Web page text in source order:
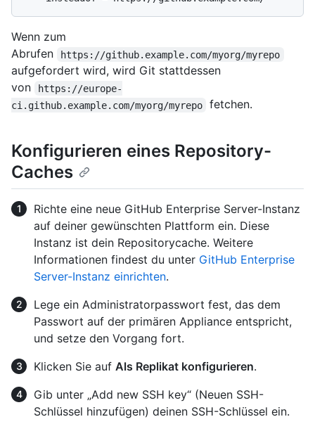
Wenn zum
Abrufen
https://github.example.com/myorg/myrepo
aufgefordert wird, wird Git stattdessen
von
https://europe-
ci.github.example.com/myorg/myrepo
fetchen.
Konfigurieren eines Repository-
Caches
Richte eine neue GitHub Enterprise Server-Instanz
auf deiner gewünschten Plattform ein. Diese
Instanz ist dein Repositorycache. Weitere
Informationen findest du unter GitHub Enterprise
Server-Instanz einrichten.
Lege ein Administratorpasswort fest, das dem
Passwort auf der primären Appliance entspricht,
und setze den Vorgang fort.
Klicken Sie auf Als Replikat konfigurieren.
Gib unter „Add new SSH key“ (Neuen SSH-
Schlüssel hinzufügen) deinen SSH-Schlüssel ein.